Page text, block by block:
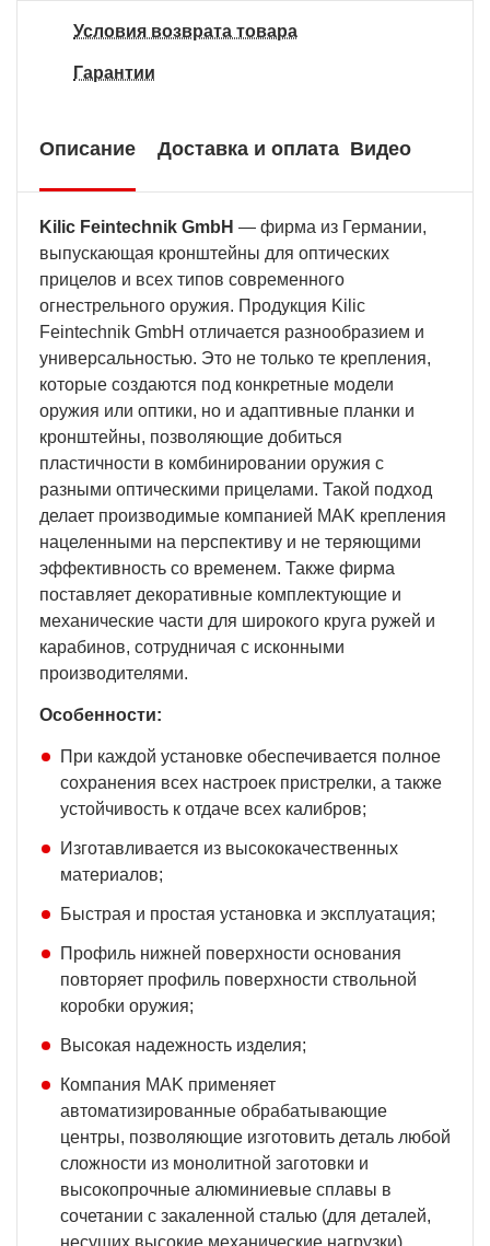
Условия возврата товара
Гарантии
Описание Доставка и оплата Видео
Kilic Feintechnik GmbH — фирма из Германии,
выпускающая кронштейны для оптических
прицелов и всех типов современного
огнестрельного оружия. Продукция Kilic
Feintechnik GmbH отличается разнообразием и
универсальностью. Это не только те крепления,
которые создаются под конкретные модели
оружия или оптики, но и адаптивные планки и
кронштейны, позволяющие добиться
пластичности в комбинировании оружия с
разными оптическими прицелами. Такой подход
делает производимые компанией MAK крепления
нацеленными на перспективу и не теряющими
эффективность со временем. Также фирма
поставляет декоративные комплектующие и
механические части для широкого круга ружей и
карабинов, сотрудничая с исконными
производителями.
Особенности:
При каждой установке обеспечивается полное
сохранения всех настроек пристрелки, а также
устойчивость к отдаче всех калибров;
Изготавливается из высококачественных
материалов;
Быстрая и простая установка и эксплуатация;
Профиль нижней поверхности основания
повторяет профиль поверхности ствольной
коробки оружия;
Высокая надежность изделия;
Компания MAK применяет
автоматизированные обрабатывающие
центры, позволяющие изготовить деталь любой
сложности из монолитной заготовки и
высокопрочные алюминиевые сплавы в
сочетании с закаленной сталью (для деталей,